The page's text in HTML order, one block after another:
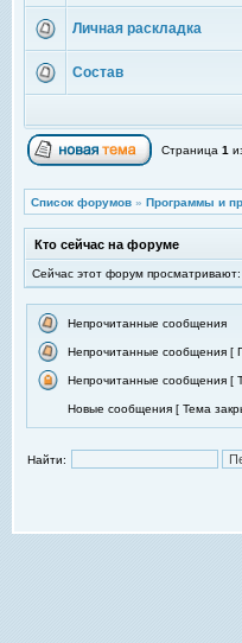
Личная раскладка
Состав
Страница 1
Список форумов » Программы и
Кто сейчас на форуме
Сейчас этот форум
Непрочитанные сообщения
Непрочитанные сообщения [
Непрочитанные сообщения [
Новые сообщения [ Тема
Найти: